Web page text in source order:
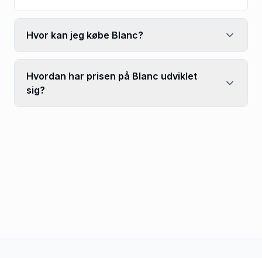
Hvor kan jeg købe Blanc?
Hvordan har prisen på Blanc udviklet
sig?